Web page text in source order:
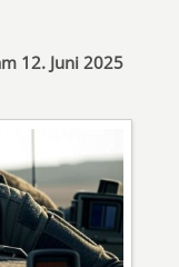
12. Juni 2025